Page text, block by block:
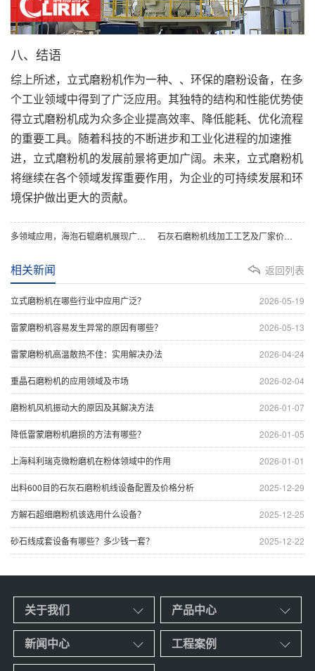
八、结语
综上所述，立式磨粉机作为一种、、环保的磨粉设备，在多
个工业领域中得到了广泛应用。其独特的结构和性能优势使
得立式磨粉机成为众多企业提高效率、降低能耗、优化流程
的重要工具。随着科技的不断进步和工业化进程的加速推
进，立式磨粉机的发展前景将更加广阔。未来，立式磨粉机
将继续在各个领域发挥重要作用，为企业的可持续发展和环
境保护做出更大的贡献。
多领域应用，海泡石辊磨机展现广泛适用性 ‌石灰石磨粉机线加工工艺及厂家价格分析
返回列表
相关新闻
2026-05-19
立式磨粉机在哪些行业中应用广泛？
2026-05-13
雷蒙磨粉机容易发生异常的原因有哪些？
2026-04-24
雷蒙磨粉机高温散热不佳：实用解决办法
2026-02-04
重晶石磨粉机的应用领域及市场
2026-01-07
磨粉机风机振动大的原因及其解决方法
2026-01-05
降低雷蒙磨粉机磨损的方法有哪些？
2026-01-01
上海科利瑞克微粉磨机在粉体领域中的作用
2025-12-29
出料600目的石灰石磨粉机线设备配置及价格分析
2025-12-25
方解石超细磨粉机该选用什么设备？
2025-12-22
砂石线成套设备有哪些？多少钱一套？
关于我们 产品中心
新闻中心 工程案例